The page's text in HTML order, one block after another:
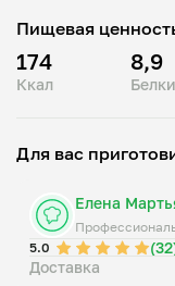
Пищевая
174
Ккал
8,9
Белки
Для вас
Елена
5.0
Доставка